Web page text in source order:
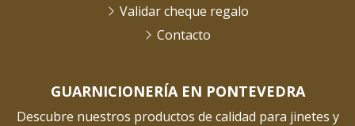
GUARNICIONERÍA EN PONTEVEDRA
Descubre nuestros productos de calidad para jinetes y
Validar cheque regalo
Contacto